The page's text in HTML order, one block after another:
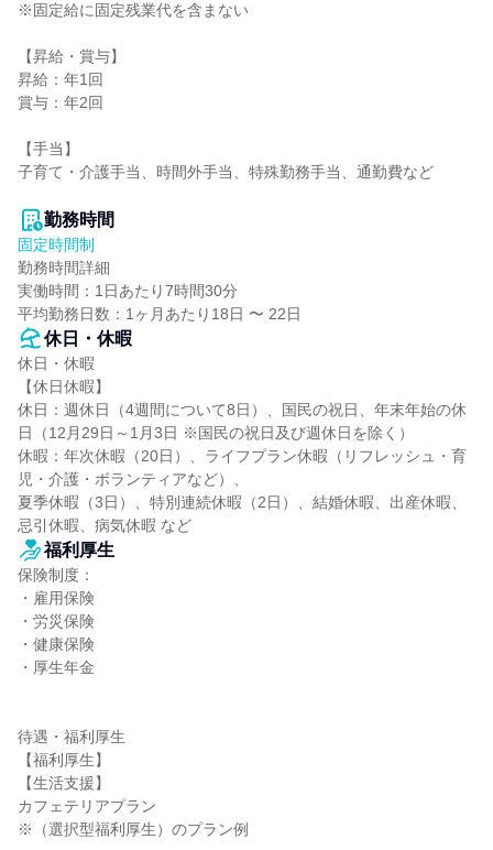
※固定給に固定残業代を含まない
【昇給・賞与】
昇給：年1回
賞与：年2回
【手当】
子育て・介護手当、時間外手当、特殊勤務手当、通勤費など
勤務時間
固定時間制
勤務時間詳細
実働時間：1日あたり7時間30分
平均勤務日数：1ヶ月あたり18日 〜 22日
休日・休暇
休日・休暇
【休日休暇】
休日：週休日（4週間について8日）、国民の祝日、年末年始の休
日（12月29日～1月3日 ※国民の祝日及び週休日を除く）
休暇：年次休暇（20日）、ライフプラン休暇（リフレッシュ・育
児・介護・ボランティアなど）、
夏季休暇（3日）、特別連続休暇（2日）、結婚休暇、出産休暇、
忌引休暇、病気休暇 など
福利厚生
保険制度：
・雇用保険
・労災保険
・健康保険
・厚生年金
待遇・福利厚生
【福利厚生】
【生活支援】
カフェテリアプラン
※（選択型福利厚生）のプラン例